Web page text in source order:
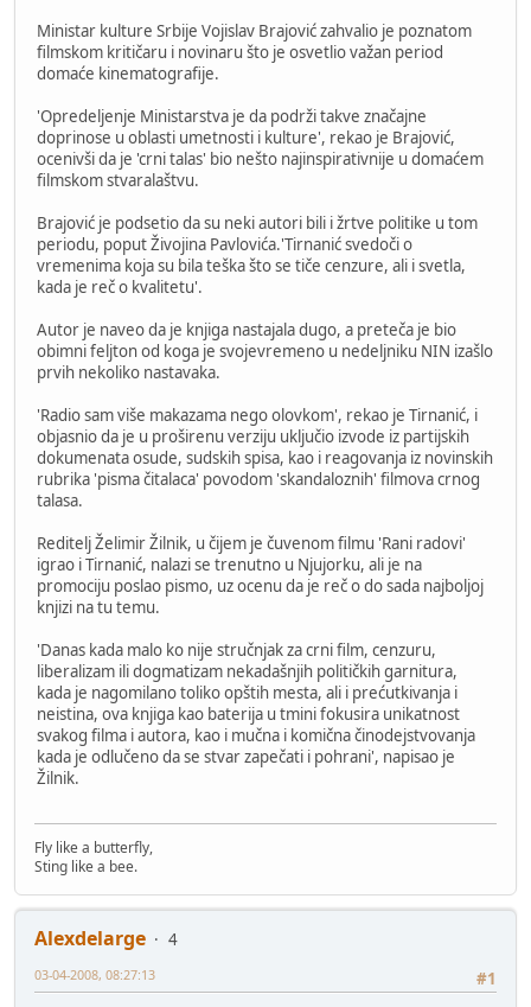
Ministar kulture Srbije Vojislav Brajović zahvalio je poznatom
filmskom kritičaru i novinaru što je osvetlio važan period
domaće kinematografije.
'Opredeljenje Ministarstva je da podrži takve značajne
doprinose u oblasti umetnosti i kulture', rekao je Brajović,
ocenivši da je 'crni talas' bio nešto najinspirativnije u domaćem
filmskom stvaralaštvu.
Brajović je podsetio da su neki autori bili i žrtve politike u tom
periodu, poput Živojina Pavlovića.'Tirnanić svedoči o
vremenima koja su bila teška što se tiče cenzure, ali i svetla,
kada je reč o kvalitetu'.
Autor je naveo da je knjiga nastajala dugo, a preteča je bio
obimni feljton od koga je svojevremeno u nedeljniku NIN izašlo
prvih nekoliko nastavaka.
'Radio sam više makazama nego olovkom', rekao je Tirnanić, i
objasnio da je u proširenu verziju uključio izvode iz partijskih
dokumenata osude, sudskih spisa, kao i reagovanja iz novinskih
rubrika 'pisma čitalaca' povodom 'skandaloznih' filmova crnog
talasa.
Reditelj Želimir Žilnik, u čijem je čuvenom filmu 'Rani radovi'
igrao i Tirnanić, nalazi se trenutno u Njujorku, ali je na
promociju poslao pismo, uz ocenu da je reč o do sada najboljoj
knjizi na tu temu.
'Danas kada malo ko nije stručnjak za crni film, cenzuru,
liberalizam ili dogmatizam nekadašnjih političkih garnitura,
kada je nagomilano toliko opštih mesta, ali i prećutkivanja i
neistina, ova knjiga kao baterija u tmini fokusira unikatnost
svakog filma i autora, kao i mučna i komična činodejstvovanja
kada je odlučeno da se stvar zapečati i pohrani', napisao je
Žilnik.
Fly like a butterfly,
Sting like a bee.
Alexdelarge
4
#1
03-04-2008, 08:27:13